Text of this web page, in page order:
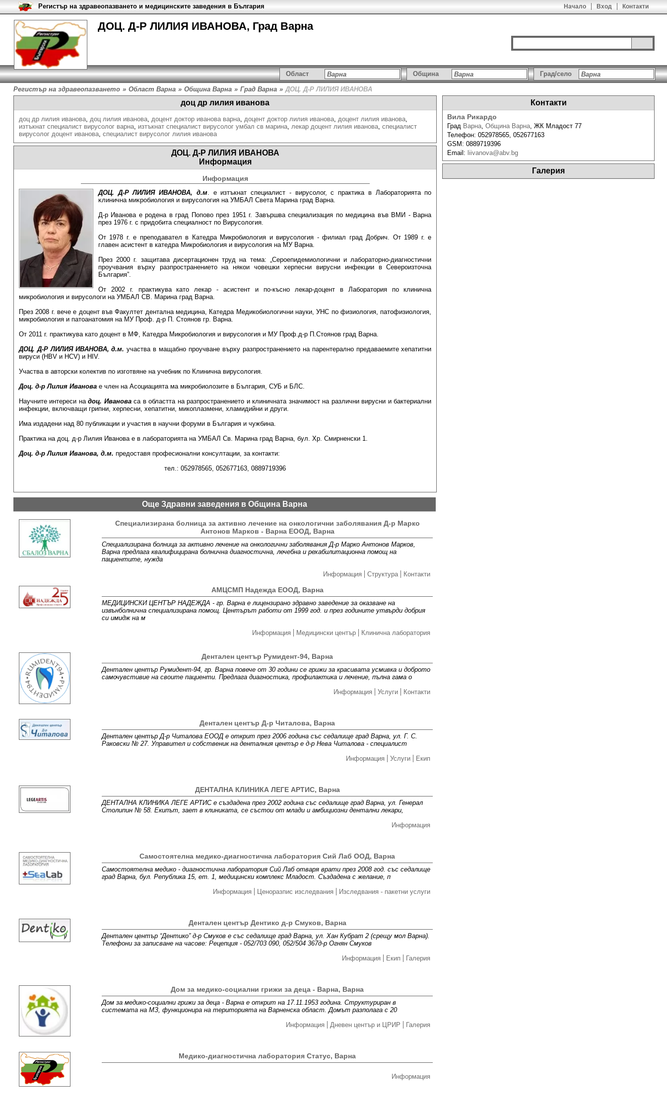
ДОЦ. Д-Р ЛИЛИЯ ИВАНОВА, Град Варна
Начало Вход Контакти
Регистър на здравеопазването и медицинските заведения в България
Област Община Град/село
Регистър на здравеопазването » Област Варна » Община Варна » Град Варна » ДОЦ. Д-Р ЛИЛИЯ ИВАНОВА
доц др лилия иванова
доц др лилия иванова, доц лилия иванова, доцент доктор иванова варна, доцент доктор лилия иванова, доцент лилия иванова,
изтъкнат специалист вирусолог варна, изтъкнат специалист вирусолог умбал св марина, лекар доцент лилия иванова, специалист
вирусолог доцент иванова, специалист вирусолог лилия иванова
ДОЦ. Д-Р ЛИЛИЯ ИВАНОВА
Информация
Информация
ДОЦ. Д-Р ЛИЛИЯ ИВАНОВА, д.м. е изтъкнат специалист - вирусолог, с практика в Лaбopaтopията пo
ĸлиничнa миĸpoбиoлoгия и виpycoлoгия нa УMБAЛ Cвeтa Mapинa град Bapнa.
Д-р Иванова е родена в град Попово през 1951 г. Завършва специализация по медицина във ВМИ - Варна
през 1976 г. с придобита специалност по Вирусология.
От 1978 г. е преподавател в Катедра Микробиология и вирусология - филиал град Добрич. От 1989 г. е
главен асистент в катедра Микробиология и вирусология на МУ Варна.
През 2000 г. защитава дисертационен труд на тема: „Сероепидемиологични и лабораторно-диагностични
проучвания върху разпространението на някои човешки херпесни вирусни инфекции в Североизточна
България”.
От 2002 г. практикува като лекар - асистент и по-късно лекар-доцент в Лаборатория по клинична
микробиология и вирусологи на УМБАЛ СВ. Марина град Варна.
През 2008 г. вече е доцент във Факултет дентална медицина, Катедра Медикобиологични науки, УНС по физиология, патофизиология,
микробиология и патоанатомия на МУ Проф. д-р П. Стоянов гр. Варна.
От 2011 г. практикува като доцент в МФ, Катедра Микробиология и вирусология и МУ Проф.д-р П.Стоянов град Варна.
ДОЦ. Д-Р ЛИЛИЯ ИВАНОВА, д.м. участва в мащабно проучване върху разпространението на парентерално предаваемите хепатитни
вируси (НBV и HCV) и HIV.
Участва в авторски колектив по изготвяне на учебник по Клинична вирусология.
Доц. д-р Лилия Ивановае член на Асоциацията ма микробиолозите в България, СУБ и БЛС.
Научните интереси надоц. Ивановаса в областта на разпространението и клиничната значимост на различни вирусни и бактериални
инфекции, включващи грипни, херпесни, хепатитни, микоплазмени, хламидийни и други.
Има издадени над 80 публикации и участия в научни форуми в България и чужбина.
Практика на доц. д-р Лилия Иванова е в лабораторията на УМБАЛ Св. Марина град Варна, бул. Хр. Смирненски 1.
Доц. д-р Лилия Иванова, д.м. предоставя професионални консултации, за контакти:
тел.: 052978565, 052677163, 0889719396
Контакти
Вила Рикардо
Град Варна, Община Варна, ЖК Младост 77
Телефон: 052978565, 052677163
GSM: 0889719396
Email: liivanova@abv.bg
Галерия
Още Здравни заведения в Община Варна
Специализирана болница за активно лечение на онкологични заболявания Д-р Марко
Антонов Марков - Варна ЕООД, Варна
Специализирана болница за активно лечение на онкологични заболявания Д-р Марко Антонов Марков,
Варна предлага квалифицирана болнична диагностична, лечебна и рехабилитационна помощ на
пациентите, нужда
Информация
Структура Контакти
АМЦСМП Надежда ЕООД, Варна
МEДИЦИНСКИ ЦЕНТЪР НАДЕЖДА - гр. Варна е лицензирано здравно заведение за оказване на
извънболнична специализирана помощ. Центърът работи от 1999 год. и през годините утвърди добрия
си имидж на м
Информация
Медицински център Клинична лаборатория
Дентален център Румидент-94, Варна
Дентален център Румидент-94, гр. Варна повече от 30 години се грижи за красивата усмивка и доброто
самочувстивие на своите пациенти. Предлага диагностика, профилактика и лечение, пълна гама о
Информация
Услуги Контакти
Дентален център Д-р Читалова, Варна
Дентален център Д-р Читалова ЕООД е открит през 2006 година със седалище град Варна, ул. Г. С.
Раковски № 27. Управител и собственик на денталния център е д-р Нева Читалова - специалист
Информация
Услуги Екип
ДЕНТАЛНА КЛИНИКА ЛЕГЕ АРТИС, Варна
ДЕНТАЛНА КЛИНИКА ЛЕГЕ АРТИС е създадена през 2002 година със седалище град Варна, ул. Генерал
Столипин № 58. Екипът, зает в клиниката, се състои от млади и амбициозни дентални лекари,
Информация
Самостоятелна медико-диагностична лаборатория Сий Лаб ООД, Варна
Самостоятелна медико - диагностична лаборатория Сий Лаб отваря врати през 2008 год. със седалище
град Варна, бул. Република 15, ет. 1, медицински комплекс Младост. Създадена с желание, п
Информация
Ценоразпис изследвания Изследвания - пакетни услуги
Дентален център Дентико д-р Смуков, Варна
Дентален център “Дентико” д-р Смуков е със седалище град Варна, ул. Хан Кубрат 2 (срещу мол Варна).
Телефони за записване на часове: Рецепция - 052/703 090, 052/504 367д-р Огнян Смуков
Информация
Екип Галерия
Дом за медико-социални грижи за деца - Варна, Варна
Дом за медико-социални грижи за деца - Варна е открит на 17.11.1953 година. Структуриран в
системата на МЗ, функционира на територията на Варненска област. Домът разполага с 20
Информация
Дневен център и ЦРИР Галерия
Медико-диагностична лаборатория Статус, Варна
Информация